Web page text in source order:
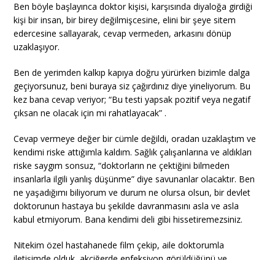
Ben böyle başlayınca doktor kişisi, karşısında diyaloğa girdiği
kişi bir insan, bir birey değilmişcesine, elini bir şeye sitem
edercesine sallayarak, cevap vermeden, arkasını dönüp
uzaklaşıyor.
Ben de yerimden kalkıp kapıya doğru yürürken bizimle dalga
geçiyorsunuz, beni buraya siz çağırdınız diye yineliyorum. Bu
kez bana cevap veriyor; “Bu testi yapsak pozitif veya negatif
çıksan ne olacak için mi rahatlayacak” .
Cevap vermeye değer bir cümle değildi, oradan uzaklaştım ve
kendimi riske attığımla kaldım. Sağlık çalışanlarına ve aldıkları
riske saygım sonsuz, “doktorların ne çektiğini bilmeden
insanlarla ilgili yanlış düşünme” diye savunanlar olacaktır. Ben
ne yaşadığımı biliyorum ve durum ne olursa olsun, bir devlet
doktorunun hastaya bu şekilde davranmasını asla ve asla
kabul etmiyorum. Bana kendimi deli gibi hissetiremezsiniz.
Nitekim özel hastahanede film çekip, aile doktorumla